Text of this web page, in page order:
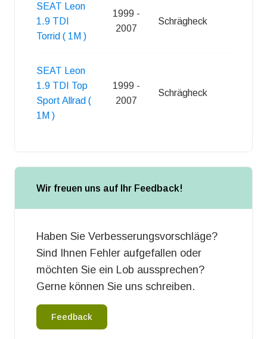
SEAT Leon
1.9 TDI
Torrid ( 1M )
1999 -
2007
Schrägheck
SEAT Leon
1.9 TDI Top
Sport Allrad (
1M )
1999 -
2007
Schrägheck
Wir freuen uns auf Ihr Feedback!
Haben Sie Verbesserungsvorschläge?
Sind Ihnen Fehler aufgefallen oder
möchten Sie ein Lob aussprechen?
Gerne können Sie uns schreiben.
Feedback